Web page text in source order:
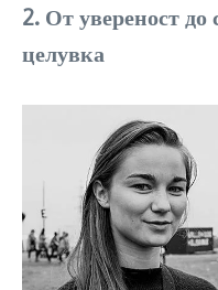
2. От увереност до
целувка